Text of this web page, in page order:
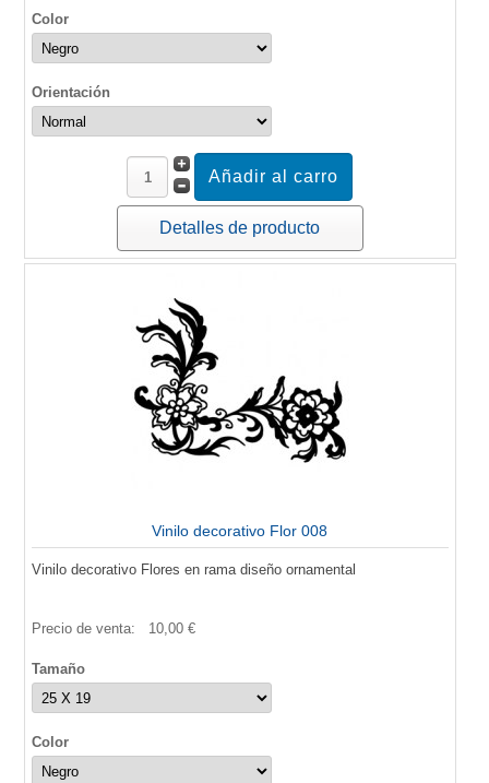
Color
Orientación
Detalles de producto
Vinilo decorativo Flor 008
Vinilo decorativo Flores en rama diseño ornamental
Precio de venta: 10,00 €
Tamaño
Color